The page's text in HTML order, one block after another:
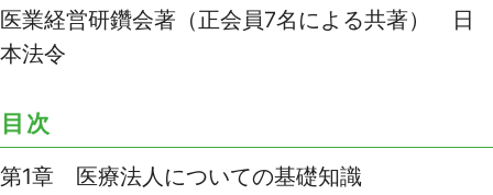
医業経営研鑽会著（正会員7名による共著） 日
本法令
目次
第1章 医療法人についての基礎知識